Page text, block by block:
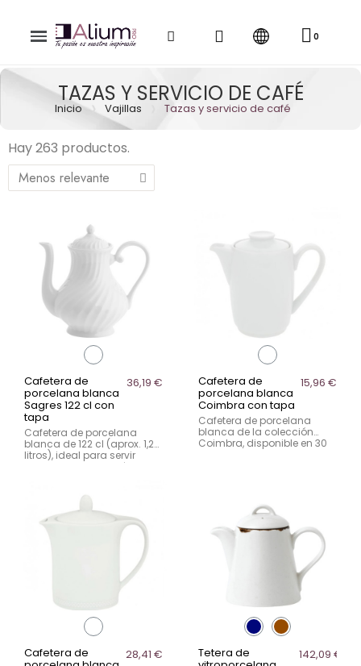
TAZAS Y SERVICIO DE CAFÉ
Inicio Vajillas Tazas y servicio de café
Hay 263 productos.
Cafetera de
porcelana blanca
Sagres 122 cl con
tapa
36,19 €
Cafetera de porcelana
blanca de 122 cl (aprox. 1,2
litros), ideal para servir
varias tazas de café en
combina capacidad,
resistencia y una
presentación elegante.
Cafetera de
porcelana blanca
Coimbra con tapa
15,96 €
Cafetera de porcelana
blanca de la colección
Coimbra, disponible en 30
Cafetera de 28,41 € Tetera de 142,09 €